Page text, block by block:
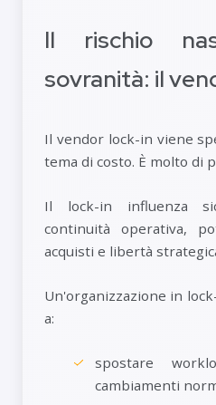
Il rischio
sovranità: il
Il vendor lock-in viene
tema di costo. È molto di
Il lock-in influenza
continuità operativa,
acquisti e libertà
Un'organizzazione in
a:
spostare
cambiamenti